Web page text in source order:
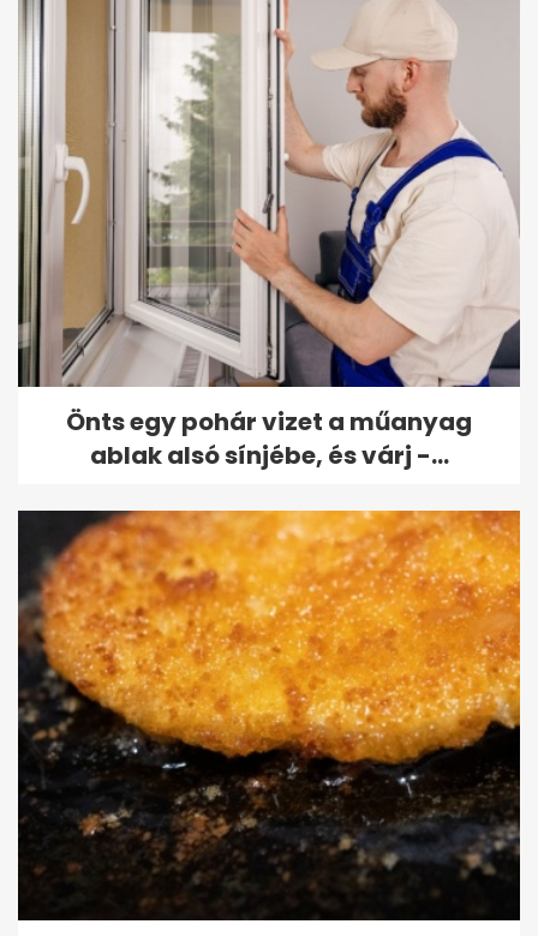
Önts egy pohár vizet a műanyag
ablak alsó sínjébe, és várj -...